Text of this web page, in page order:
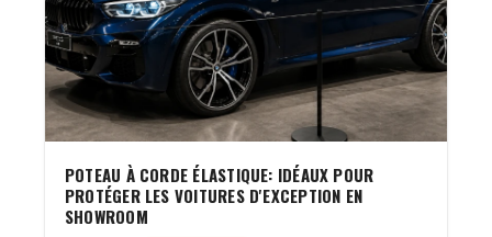
POTEAU À CORDE ÉLASTIQUE: IDÉAUX POUR
PROTÉGER LES VOITURES D'EXCEPTION EN
SHOWROOM